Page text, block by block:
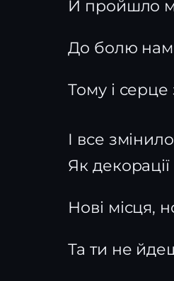
Й пройшло
До болю нам
Тому і серце
І все
Як декорації
Нові місця,
Та ти не